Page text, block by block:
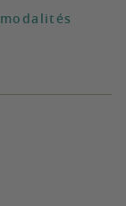
modalités